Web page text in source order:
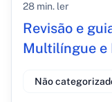
28 min. ler
Revisão e
Multilíngue e
Não